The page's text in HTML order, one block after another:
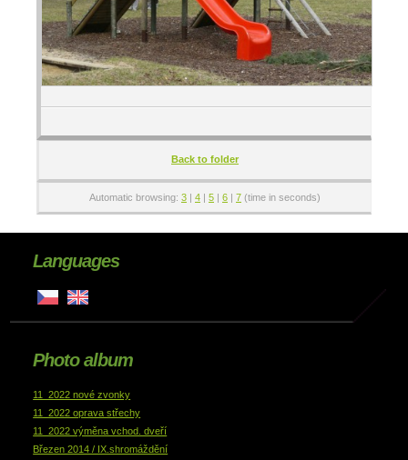
Back to folder
Automatic browsing: 3 | 4 | 5 | 6 | 7 (time in seconds)
Languages
Photo album
11_2022 nové zvonky
11_2022 oprava střechy
11_2022 výměna vchod. dveří
Březen 2014 / IX.shromáždění